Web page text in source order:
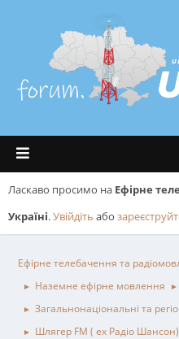
Ласкаво просимо на Ефірне
Україні.Увійдіть або
Ефірне телебачення та
► Наземне ефірне мовлення ►
► Загальнонаціональні та
► Шлягер FM ( ex Радіо Шансон)